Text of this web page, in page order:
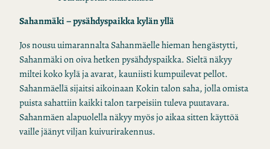
Sahanmäki – pysähdyspaikka kylän yllä
Jos nousu uimarannalta Sahanmäelle hieman hengästytti,
Sahanmäki on oiva hetken pysähdyspaikka. Sieltä näkyy
miltei koko kylä ja avarat, kauniisti kumpuilevat pellot.
Sahanmäellä sijaitsi aikoinaan Kokin talon saha, jolla omista
puista sahattiin kaikki talon tarpeisiin tuleva puutavara.
Sahanmäen alapuolella näkyy myös jo aikaa sitten käyttöä
vaille jäänyt viljan kuivurirakennus.